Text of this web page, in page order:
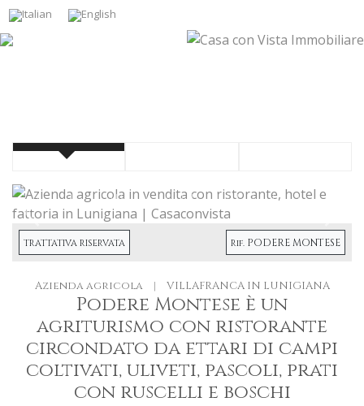
Precendete
TRATTATIVA RISERVATA Rif. PODERE MONTESE
Azienda agricola | VILLAFRANCA IN LUNIGIANA
Podere Montese è un
agriturismo con ristorante
circondato da ettari di campi
coltivati, uliveti, pascoli, prati
con ruscelli e boschi